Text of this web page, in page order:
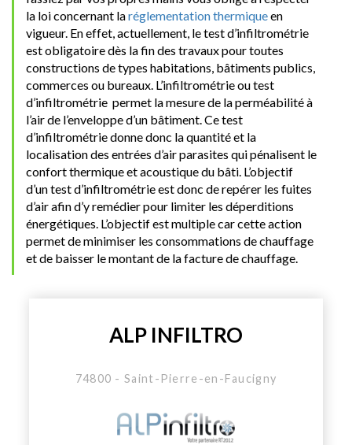
la loi concernant laréglementation thermiqueen
vigueur. En effet, actuellement, le test d’infiltrométrie
est obligatoire dès la fin des travaux pour toutes
constructions de types habitations, bâtiments publics,
commerces ou bureaux. L’infiltrométrie ou test
d’infiltrométrie permet la mesure de la perméabilité à
l’air de l’enveloppe d’un bâtiment. Ce test
d’infiltrométrie donne donc la quantité et la
localisation des entrées d’air parasites qui pénalisent le
confort thermique et acoustique du bâti. L’objectif
d’un test d’infiltrométrie est donc de repérer les fuites
d’air afin d’y remédier pour limiter les déperditions
énergétiques. L’objectif est multiple car cette action
permet de minimiser les consommations de chauffage
et de baisser le montant de la facture de chauffage.
ALP INFILTRO
74800 - Saint-Pierre-en-Faucigny